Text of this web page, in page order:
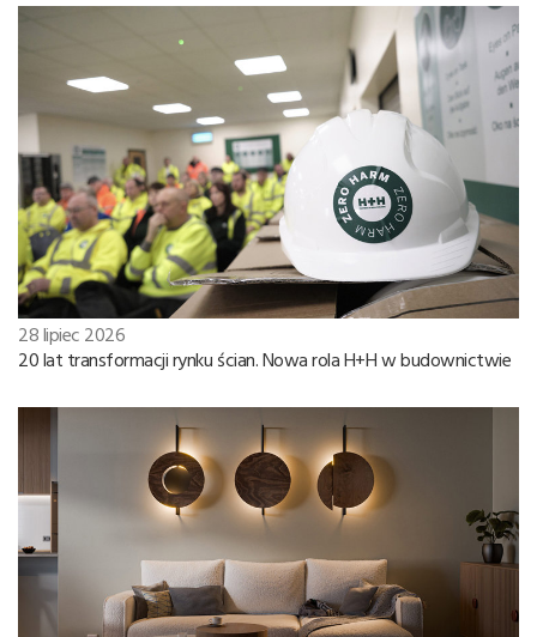
28 lipiec 2026
20 lat transformacji rynku ścian. Nowa rola H+H w budownictwie